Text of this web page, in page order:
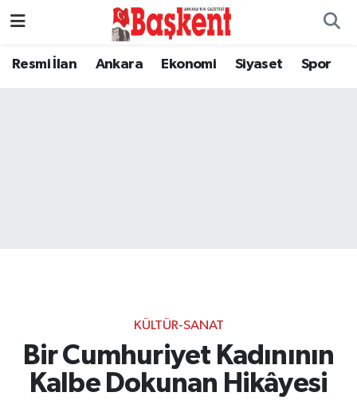
Resmi İlan Ankara Ekonomi Siyaset Spor
KÜLTÜR-SANAT
Bir Cumhuriyet Kadınının
Kalbe Dokunan Hikâyesi